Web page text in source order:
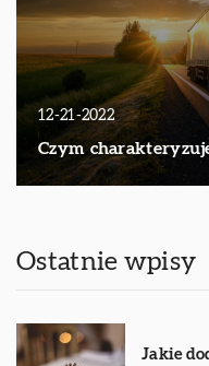
12-21-2022
Czym
Ostatnie wpisy
Jakie